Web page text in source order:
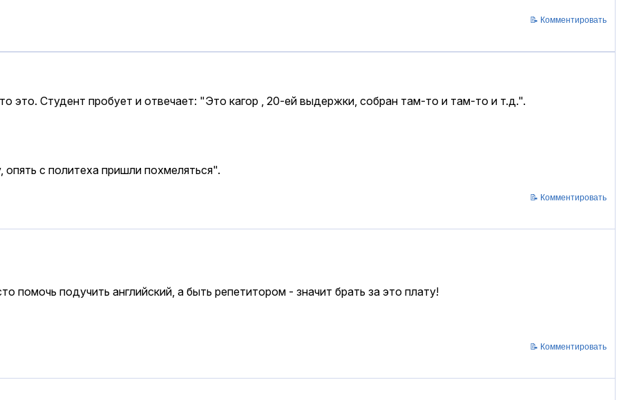
📝 Комментировать
это. Студент пробует и отвечает: "Это кагор , 20-ей выдержки, собран там-то и там-то и т.д.".
с политеха пришли похмеляться".
📝 Комментировать
помочь подучить английский, а быть репетитором - значит брать за это плату!
📝 Комментировать